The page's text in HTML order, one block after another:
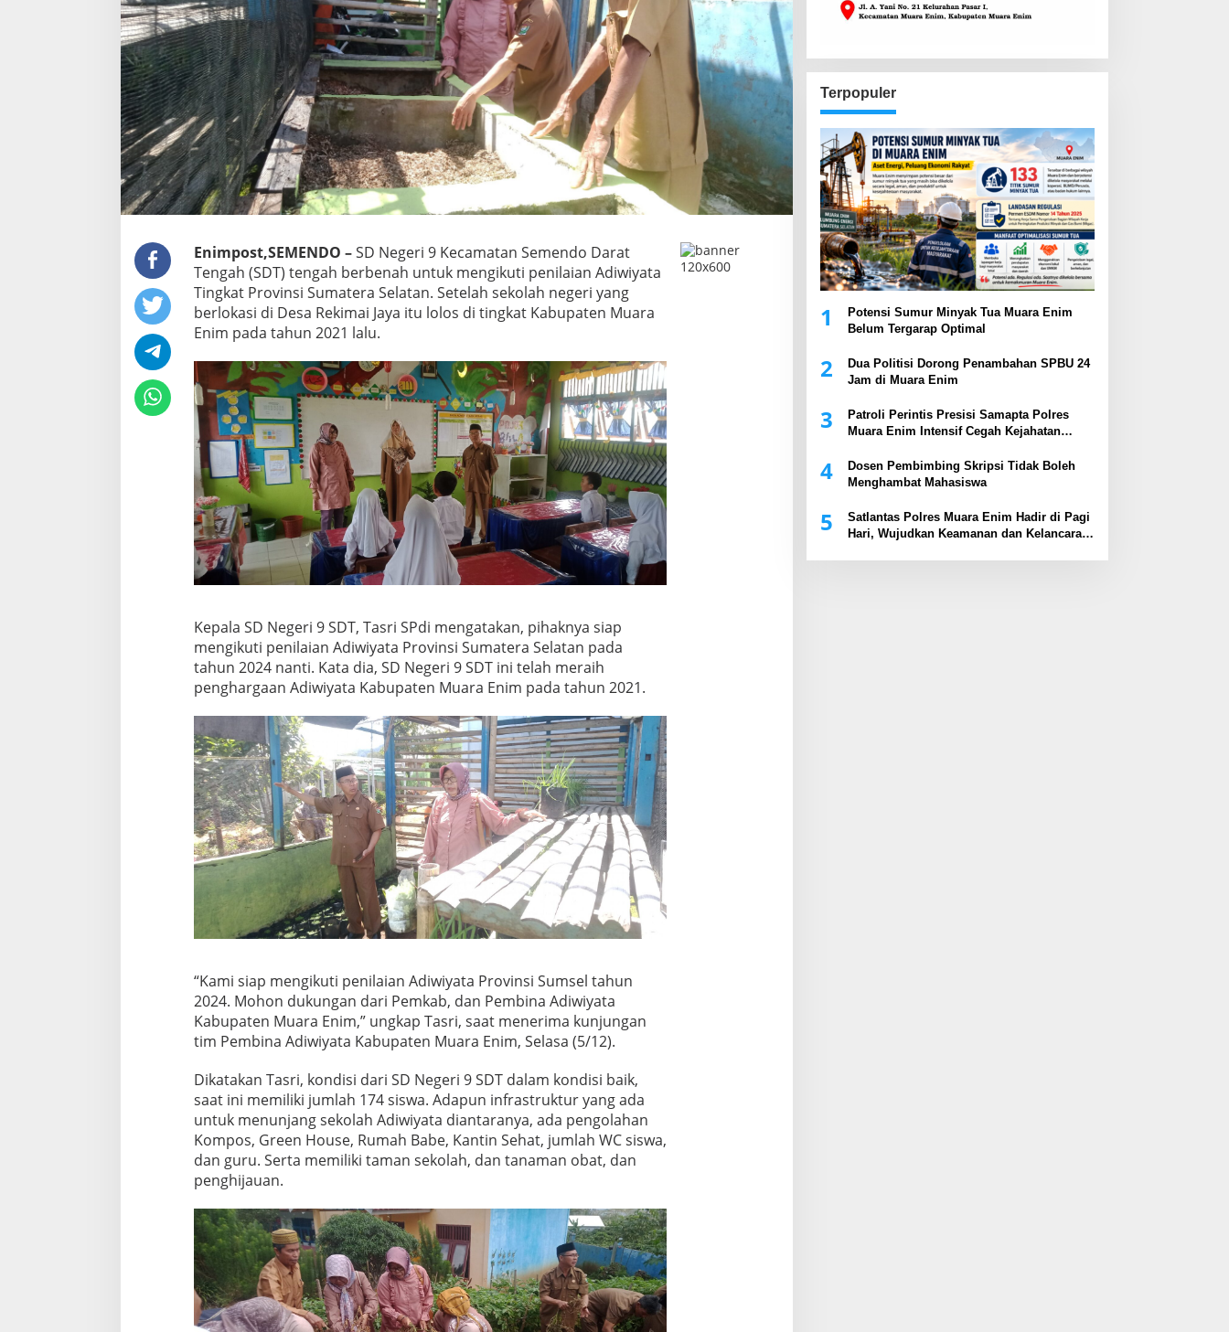
Enimpost,SEMENDO –SD Negeri 9 Kecamatan Semendo Darat
Tengah (SDT) tengah berbenah untuk mengikuti penilaian Adiwiyata
Tingkat Provinsi Sumatera Selatan. Setelah sekolah negeri yang
berlokasi di Desa Rekimai Jaya itu lolos di tingkat Kabupaten Muara
Enim pada tahun 2021 lalu.
Kepala SD Negeri 9 SDT, Tasri SPdi mengatakan, pihaknya siap
mengikuti penilaian Adiwiyata Provinsi Sumatera Selatan pada
tahun 2024 nanti. Kata dia, SD Negeri 9 SDT ini telah meraih
penghargaan Adiwiyata Kabupaten Muara Enim pada tahun 2021.
“Kami siap mengikuti penilaian Adiwiyata Provinsi Sumsel tahun
2024. Mohon dukungan dari Pemkab, dan Pembina Adiwiyata
Kabupaten Muara Enim,” ungkap Tasri, saat menerima kunjungan
tim Pembina Adiwiyata Kabupaten Muara Enim, Selasa (5/12).
Dikatakan Tasri, kondisi dari SD Negeri 9 SDT dalam kondisi baik,
saat ini memiliki jumlah 174 siswa. Adapun infrastruktur yang ada
untuk menunjang sekolah Adiwiyata diantaranya, ada pengolahan
Kompos, Green House, Rumah Babe, Kantin Sehat, jumlah WC siswa,
dan guru. Serta memiliki taman sekolah, dan tanaman obat, dan
penghijauan.
Terpopuler
1
Potensi Sumur Minyak Tua Muara Enim
Belum Tergarap Optimal
2
Dua Politisi Dorong Penambahan SPBU 24
Jam di Muara Enim
3
Patroli Perintis Presisi Samapta Polres
Muara Enim Intensif Cegah Kejahatan
4
Dosen Pembimbing Skripsi Tidak Boleh
Menghambat Mahasiswa
5
Satlantas Polres Muara Enim Hadir di Pagi
Hari, Wujudkan Keamanan dan Kelancaran